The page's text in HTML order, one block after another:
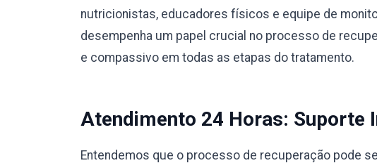
nutricionistas, educadores físicos e equipe de
desempenha um papel crucial no processo de
e compassivo em todas as etapas do tratamento.
Atendimento 24 Horas: Suporte
Entendemos que o processo de recuperação pode